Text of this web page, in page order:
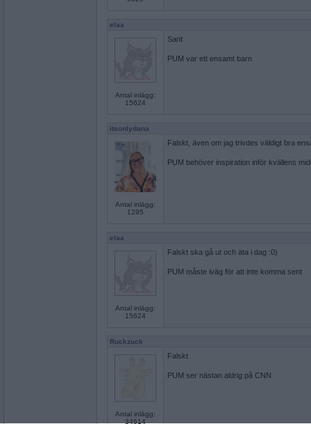
elaa
Antal inlägg:
15624
Sant
PUM var ett ensamt barn
itsonlydana
Antal inlägg:
1295
Falskt, även om jag trivdes väldigt bra
PUM behöver inspiration inför kvällens
elaa
Antal inlägg:
15624
Falskt ska gå ut och äta i dag :0)
PUM måste iväg för att inte komma sent
Ruckzuck
Antal inlägg:
34614
Falskt
PUM ser nästan aldrig på CNN